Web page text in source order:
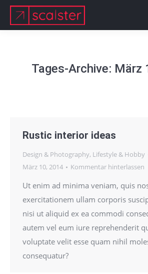
Tages-Archive: März
Rustic interior ideas
Design & Photography, Lifestyle & Hobby
März 10, 2014
Kommentar hinterlassen
Ut enim ad minima veniam, quis
exercitationem ullam corporis
nisi ut aliquid ex ea commodi
autem vel eum iure reprehenderit
voluptate velit esse quam nihil
consequatur?